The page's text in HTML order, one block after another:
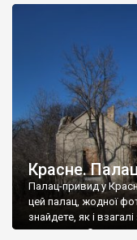
Красне.
Палац-привид у
цей палац, жодної
знайдете, як і
мешканець